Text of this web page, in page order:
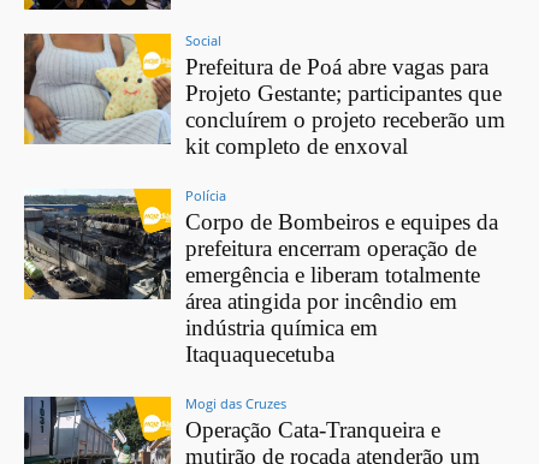
Social
Prefeitura de Poá abre vagas para
Projeto Gestante; participantes que
concluírem o projeto receberão um
kit completo de enxoval
Polícia
Corpo de Bombeiros e equipes da
prefeitura encerram operação de
emergência e liberam totalmente
área atingida por incêndio em
indústria química em
Itaquaquecetuba
Mogi das Cruzes
Operação Cata-Tranqueira e
mutirão de roçada atenderão um